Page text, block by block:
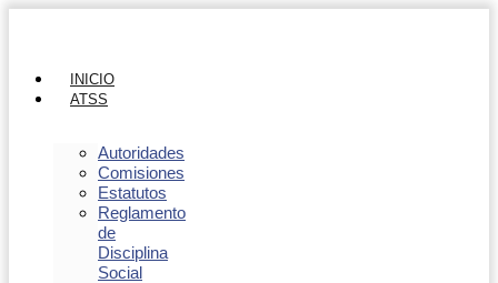
INICIO
ATSS
Autoridades
Comisiones
Estatutos
Reglamento
de
Disciplina
Social